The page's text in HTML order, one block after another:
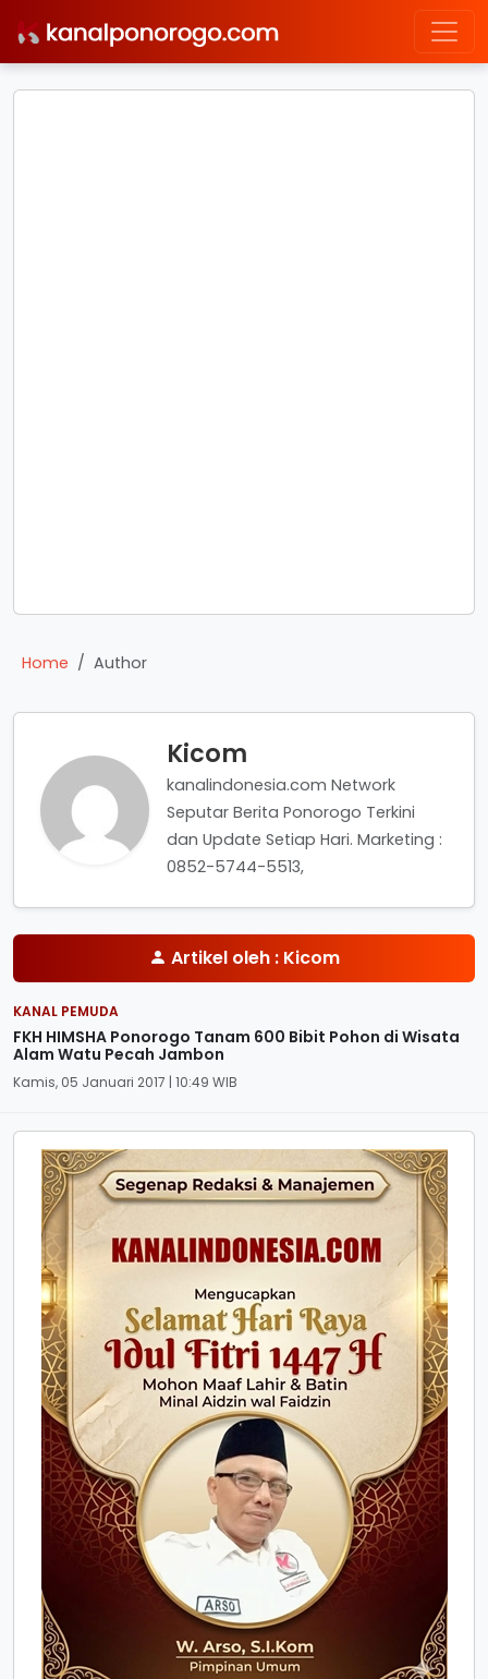
Home Author
Kicom
kanalindonesia.com Network
Seputar Berita Ponorogo Terkini
dan Update Setiap Hari. Marketing :
0852-5744-5513,
Artikel oleh : Kicom
KANAL PEMUDA
FKH HIMSHA Ponorogo Tanam 600 Bibit Pohon di Wisata
Alam Watu Pecah Jambon
Kamis, 05 Januari 2017 | 10:49 WIB